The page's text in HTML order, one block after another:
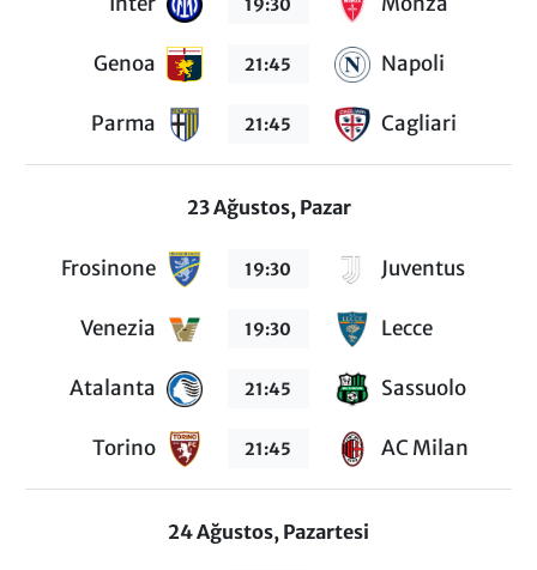
19:30
Genoa 21:45 Napoli
Parma 21:45 Cagliari
23 Ağustos, Pazar
Frosinone 19:30 Juventus
Venezia 19:30 Lecce
Atalanta 21:45 Sassuolo
Torino 21:45 AC Milan
24 Ağustos, Pazartesi